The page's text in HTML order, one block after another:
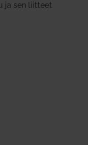
ja sen liitteet